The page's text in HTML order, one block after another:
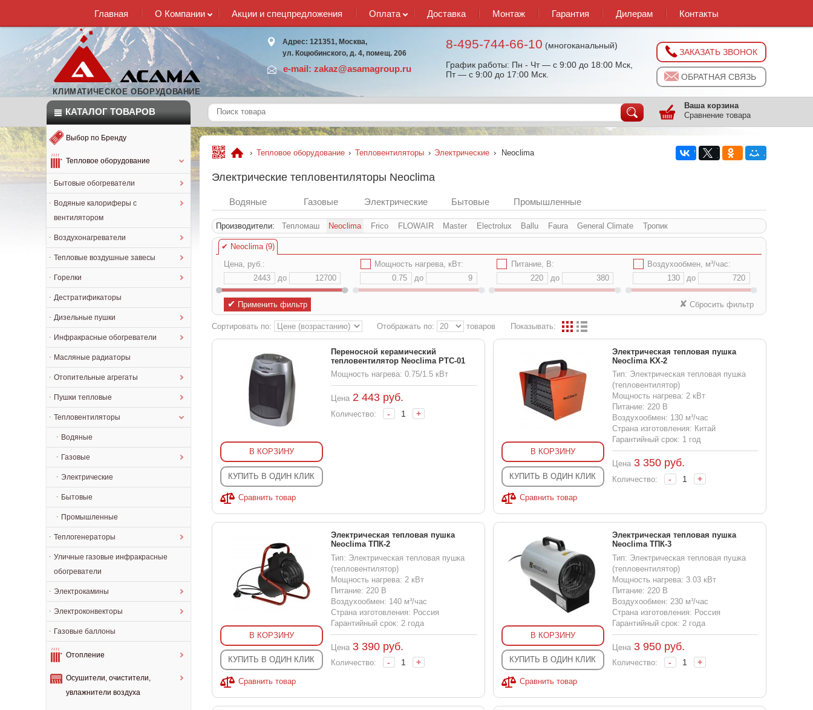
Главная О Компании Акции и спецпредложения Оплата Доставка Монтаж Гарантия Дилерам Контакты
КЛИМАТИЧЕСКОЕ ОБОРУДОВАНИЕ
Адрес: 121351, Москва,
ул. Коцюбинского, д. 4, помещ. 206
e-mail: zakaz@asamagroup.ru
8-495-744-66-10 (многоканальный)
График работы: Пн - Чт — с 9:00 до 18:00 Мск,
Пт — с 9:00 до 17:00 Мск.
ЗАКАЗАТЬ ЗВОНОК
ОБРАТНАЯ СВЯЗЬ
КАТАЛОГ ТОВАРОВ
Ваша корзина
Сравнение товара
Выбор по Бренду
Тепловое оборудование
Бытовые обогреватели
Водяные калориферы с
вентилятором
Воздухонагреватели
Тепловые воздушные завесы
Горелки
Дестратификаторы
Дизельные пушки
Инфракрасные обогреватели
Масляные радиаторы
Отопительные агрегаты
Пушки тепловые
Тепловентиляторы
Водяные
Газовые
Электрические
Бытовые
Промышленные
Теплогенераторы
Уличные газовые инфракрасные
обогреватели
Электрокамины
Электроконвекторы
Газовые баллоны
Отопление
Осушители, очистители,
увлажнители воздуха
› Тепловое оборудование › Тепловентиляторы › Электрические › Neoclima
Электрические тепловентиляторы Neoclima
Водяные Газовые Электрические Бытовые Промышленные
Производители: Тепломаш Neoclima Frico FLOWAIR Master Electrolux Ballu Faura General Climate Тропик
✔ Neoclima (9)
Цена, руб.:
до
Мощность нагрева, кВт:
до
Питание, В:
до
Воздухообмен, м³/час:
до
✔ Применить фильтр ✘ Сбросить фильтр
Сортировать по: Отображать по: товаров Показывать:
В КОРЗИНУ
КУПИТЬ В ОДИН КЛИК
Сравнить товар
Переносной керамический
тепловентилятор Neoclima PTC-01
Мощность нагрева: 0.75/1.5 кВт
Цена 2 443руб.
Количество: - +
В КОРЗИНУ
КУПИТЬ В ОДИН КЛИК
Сравнить товар
Электрическая тепловая пушка
Neoclima KX-2
Тип: Электрическая тепловая пушка
(тепловентилятор)
Мощность нагрева: 2 кВт
Питание: 220 В
Воздухообмен: 130 м³/час
Страна изготовления: Китай
Гарантийный срок: 1 год
Цена 3 350руб.
Количество: - +
В КОРЗИНУ
КУПИТЬ В ОДИН КЛИК
Сравнить товар
Электрическая тепловая пушка
Neoclima ТПК-2
Тип: Электрическая тепловая пушка
(тепловентилятор)
Мощность нагрева: 2 кВт
Питание: 220 В
Воздухообмен: 140 м³/час
Страна изготовления: Россия
Гарантийный срок: 2 года
Цена 3 390руб.
Количество: - +
В КОРЗИНУ
КУПИТЬ В ОДИН КЛИК
Сравнить товар
Электрическая тепловая пушка
Neoclima ТПК-3
Тип: Электрическая тепловая пушка
(тепловентилятор)
Мощность нагрева: 3.03 кВт
Питание: 220 В
Воздухообмен: 230 м³/час
Страна изготовления: Россия
Гарантийный срок: 2 года
Цена 3 950руб.
Количество: - +